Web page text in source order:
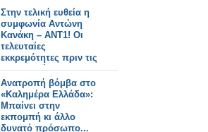
Στην τελική ευθεία η
συμφωνία Αντώνη
Κανάκη – ΑΝΤ1! Οι
τελευταίες
εκκρεμότητες πριν τις
υπογραφές...
Ανατροπή βόμβα στο
«Καλημέρα Ελλάδα»:
Μπαίνει στην
εκπομπή κι άλλο
δυνατό πρόσωπο...